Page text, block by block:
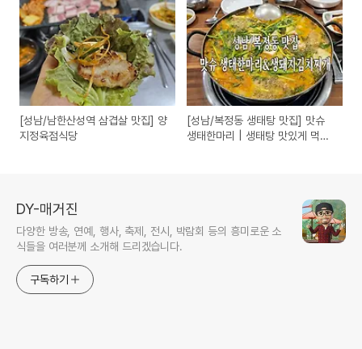
[성남/남한산성역 삼겹살 맛집] 양
지정육점식당
[성남/복정동 생태탕 맛집] 맛슈
생태한마리 | 생태탕 맛있게 먹는
DY-매거진
다양한 방송, 연예, 행사, 축제, 전시, 박람회 등의 흥미로운 소
식들을 여러분께 소개해 드리겠습니다.
구독하기